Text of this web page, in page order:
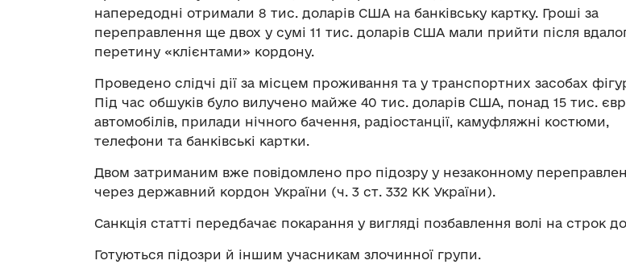
напередодні отримали 8 тис. доларів США на банківську картку. Гроші за
переправлення ще двох у сумі 11 тис. доларів США мали прийти після
перетину «клієнтами» кордону.
Проведено слідчі дії за місцем проживання та у транспортних засобах
Під час обшуків було вилучено майже 40 тис. доларів США, понад 15 тис.
автомобілів, прилади нічного бачення, радіостанції, камуфляжні костюми,
телефони та банківські картки.
Двом затриманим вже повідомлено про підозру у незаконному
через державний кордон України (ч. 3 ст. 332 КК України).
Санкція статті передбачає покарання у вигляді позбавлення волі на строк
Готуються підозри й іншим учасникам злочинної групи.